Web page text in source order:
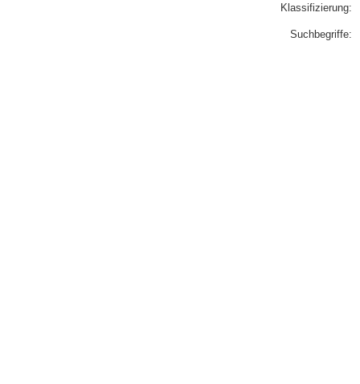
Klassifizierung:
Suchbegriffe: